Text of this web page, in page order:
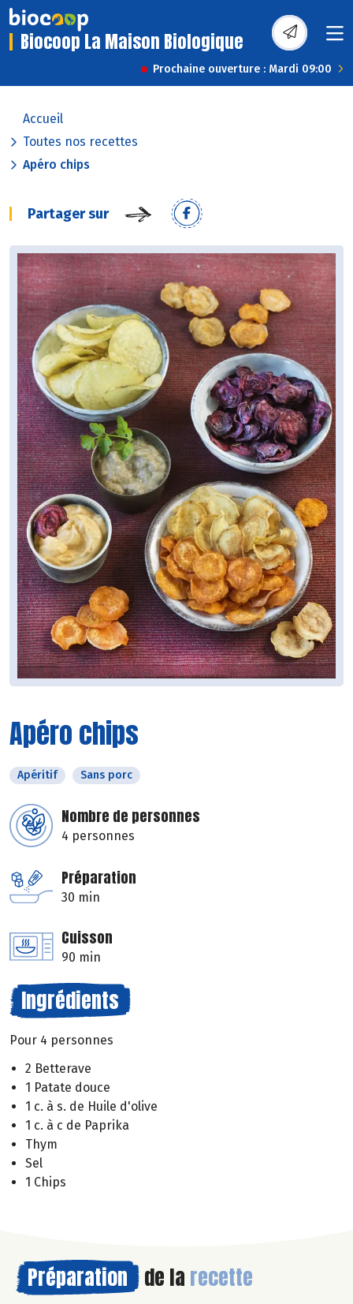
Biocoop La Maison Biologique
Prochaine ouverture : Mardi 09:00
Accueil
Toutes nos recettes
Apéro chips
Partager sur
Apéro chips
Apéritif Sans porc
Nombre de personnes
4 personnes
Préparation
30 min
Cuisson
90 min
Ingrédients
Pour 4 personnes
2 Betterave
1 Patate douce
1 c. à s. de Huile d'olive
1 c. à c de Paprika
Thym
Sel
1 Chips
Préparation de la recette